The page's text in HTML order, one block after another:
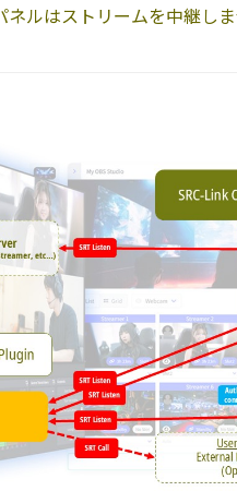
ネルはストリームを中継し